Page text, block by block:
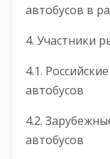
автобусов в
4. Участники
4.1.
автобусов
4.2.
автобусов